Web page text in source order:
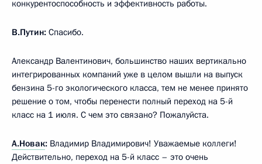
конкурентоспособность и эффективность работы.
В.Путин: Спасибо.
Александр Валентинович, большинство наших вертикально
интегрированных компаний уже в целом вышли на выпуск
бензина 5-го экологического класса, тем не менее принято
решение о том, чтобы перенести полный переход на 5-й
класс на 1 июля. С чем это связано? Пожалуйста.
А.Новак: Владимир Владимирович! Уважаемые коллеги!
Действительно, переход на 5-й класс – это очень